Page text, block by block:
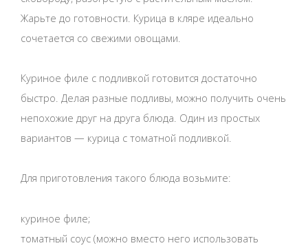
Жарьте до готовности. Курица в кляре идеально
сочетается со свежими овощами.
Куриное филе с подливкой готовится достаточно
быстро. Делая разные подливы, можно получить очень
непохожие друг на друга блюда. Один из простых
вариантов — курица с томатной подливкой.
Для приготовления такого блюда возьмите:
куриное филе;
томатный соус (можно вместо него использовать